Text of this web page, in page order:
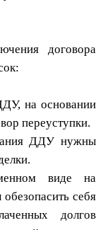
договора
на основании
переуступки.
ДДУ нужны
виде на
себя
долгов